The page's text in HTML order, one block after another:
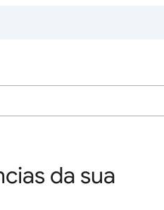
da sua